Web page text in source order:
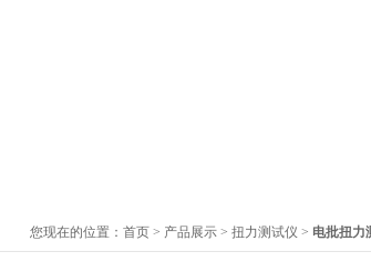
您现在的位置： 首页 > 产品展示 > 扭力测试仪 > 电批扭力